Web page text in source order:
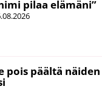
pilaa elämäni”
pois päältä näiden